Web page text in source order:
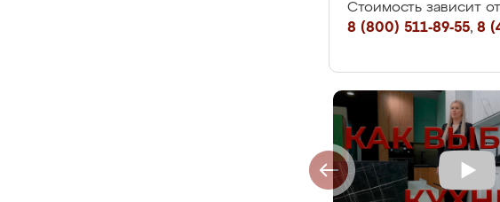
Стоимость зависит от
8 (800) 511-89-55, 8